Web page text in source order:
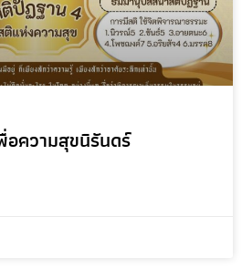
ความสุขนิรันดร์